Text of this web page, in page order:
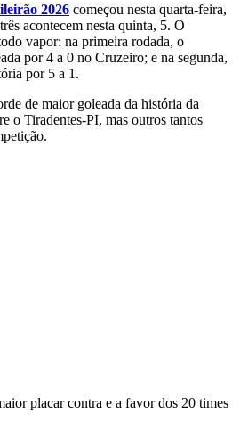
2026 começou nesta quarta-feira,
acontecem nesta quinta, 5. O
vapor: na primeira rodada, o
por 4 a 0 no Cruzeiro; e na segunda,
por 5 a 1.
de maior goleada da história da
o Tiradentes-PI, mas outros tantos
placar contra e a favor dos 20 times